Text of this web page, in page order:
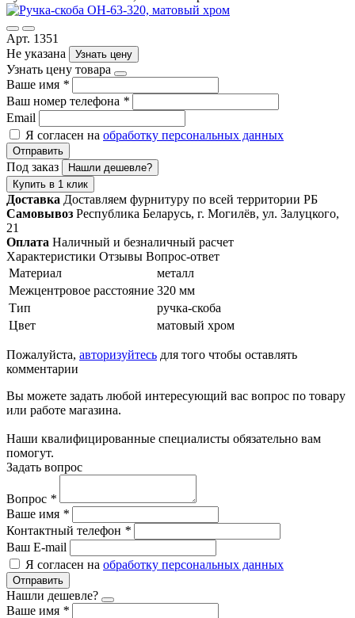
Арт. 1351
Не указана
Узнать цену
Узнать цену товара
Ваше имя *
Ваш номер телефона *
Email
Я согласен на обработку персональных данных
Отправить
Под заказ
Нашли дешевле?
Купить в 1 клик
Доставка Доставляем фурнитуру по всей территории РБ
Самовывоз Республика Беларусь, г. Могилёв, ул. Залуцкого,
21
Оплата Наличный и безналичный расчет
Характеристики Отзывы Вопрос-ответ
Материал
металл
Межцентровое расстояние 320 мм
Тип
ручка-скоба
Цвет
матовый хром
Пожалуйста, авторизуйтесь для того чтобы оставлять
комментарии
Вы можете задать любой интересующий вас вопрос по товару
или работе магазина.
Наши квалифицированные специалисты обязательно вам
помогут.
Задать вопрос
Вопрос *
Ваше имя *
Контактный телефон *
Ваш E-mail
Я согласен на обработку персональных данных
Отправить
Нашли дешевле?
Ваше имя *